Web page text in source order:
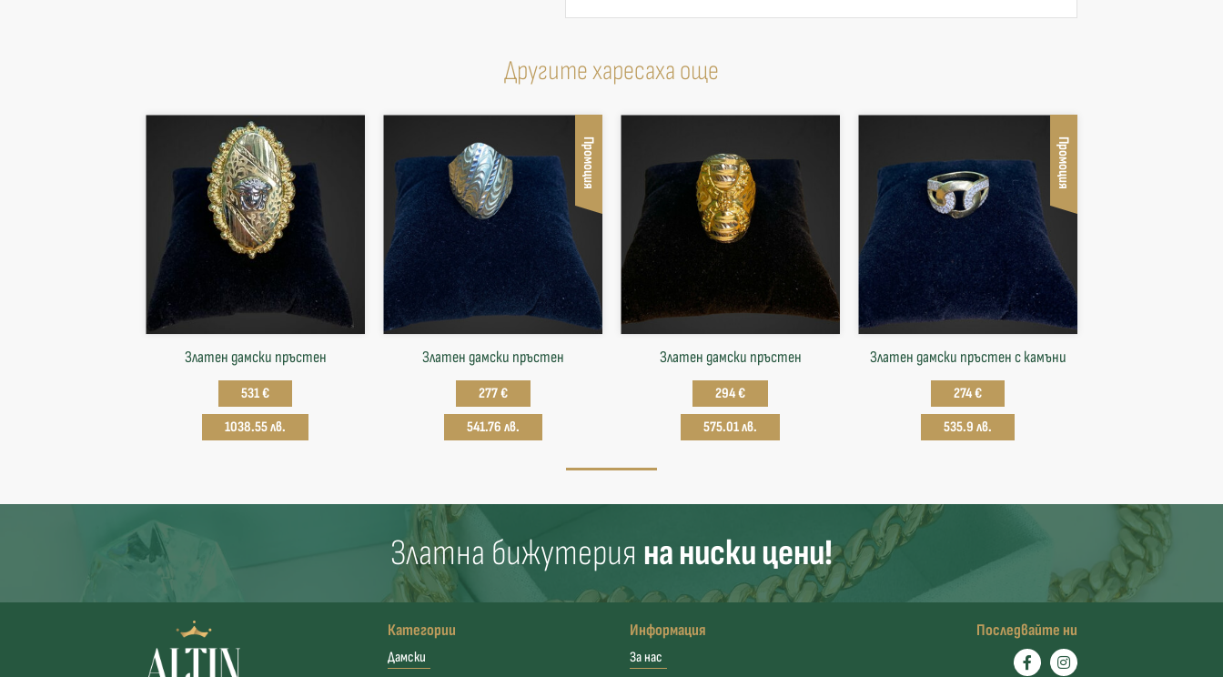
Другите харесаха още
Златен дамски пръстен
531 €
1038.55 лв.
Промоция
Златен дамски пръстен
277 €
541.76 лв.
Златен дамски пръстен
294 €
575.01 лв.
Промоция
Златен дамски пръстен с камъни
274 €
535.9 лв.
Златна бижутерия на ниски цени!
Категории
Дамски
Информация
За нас
Последвайте ни